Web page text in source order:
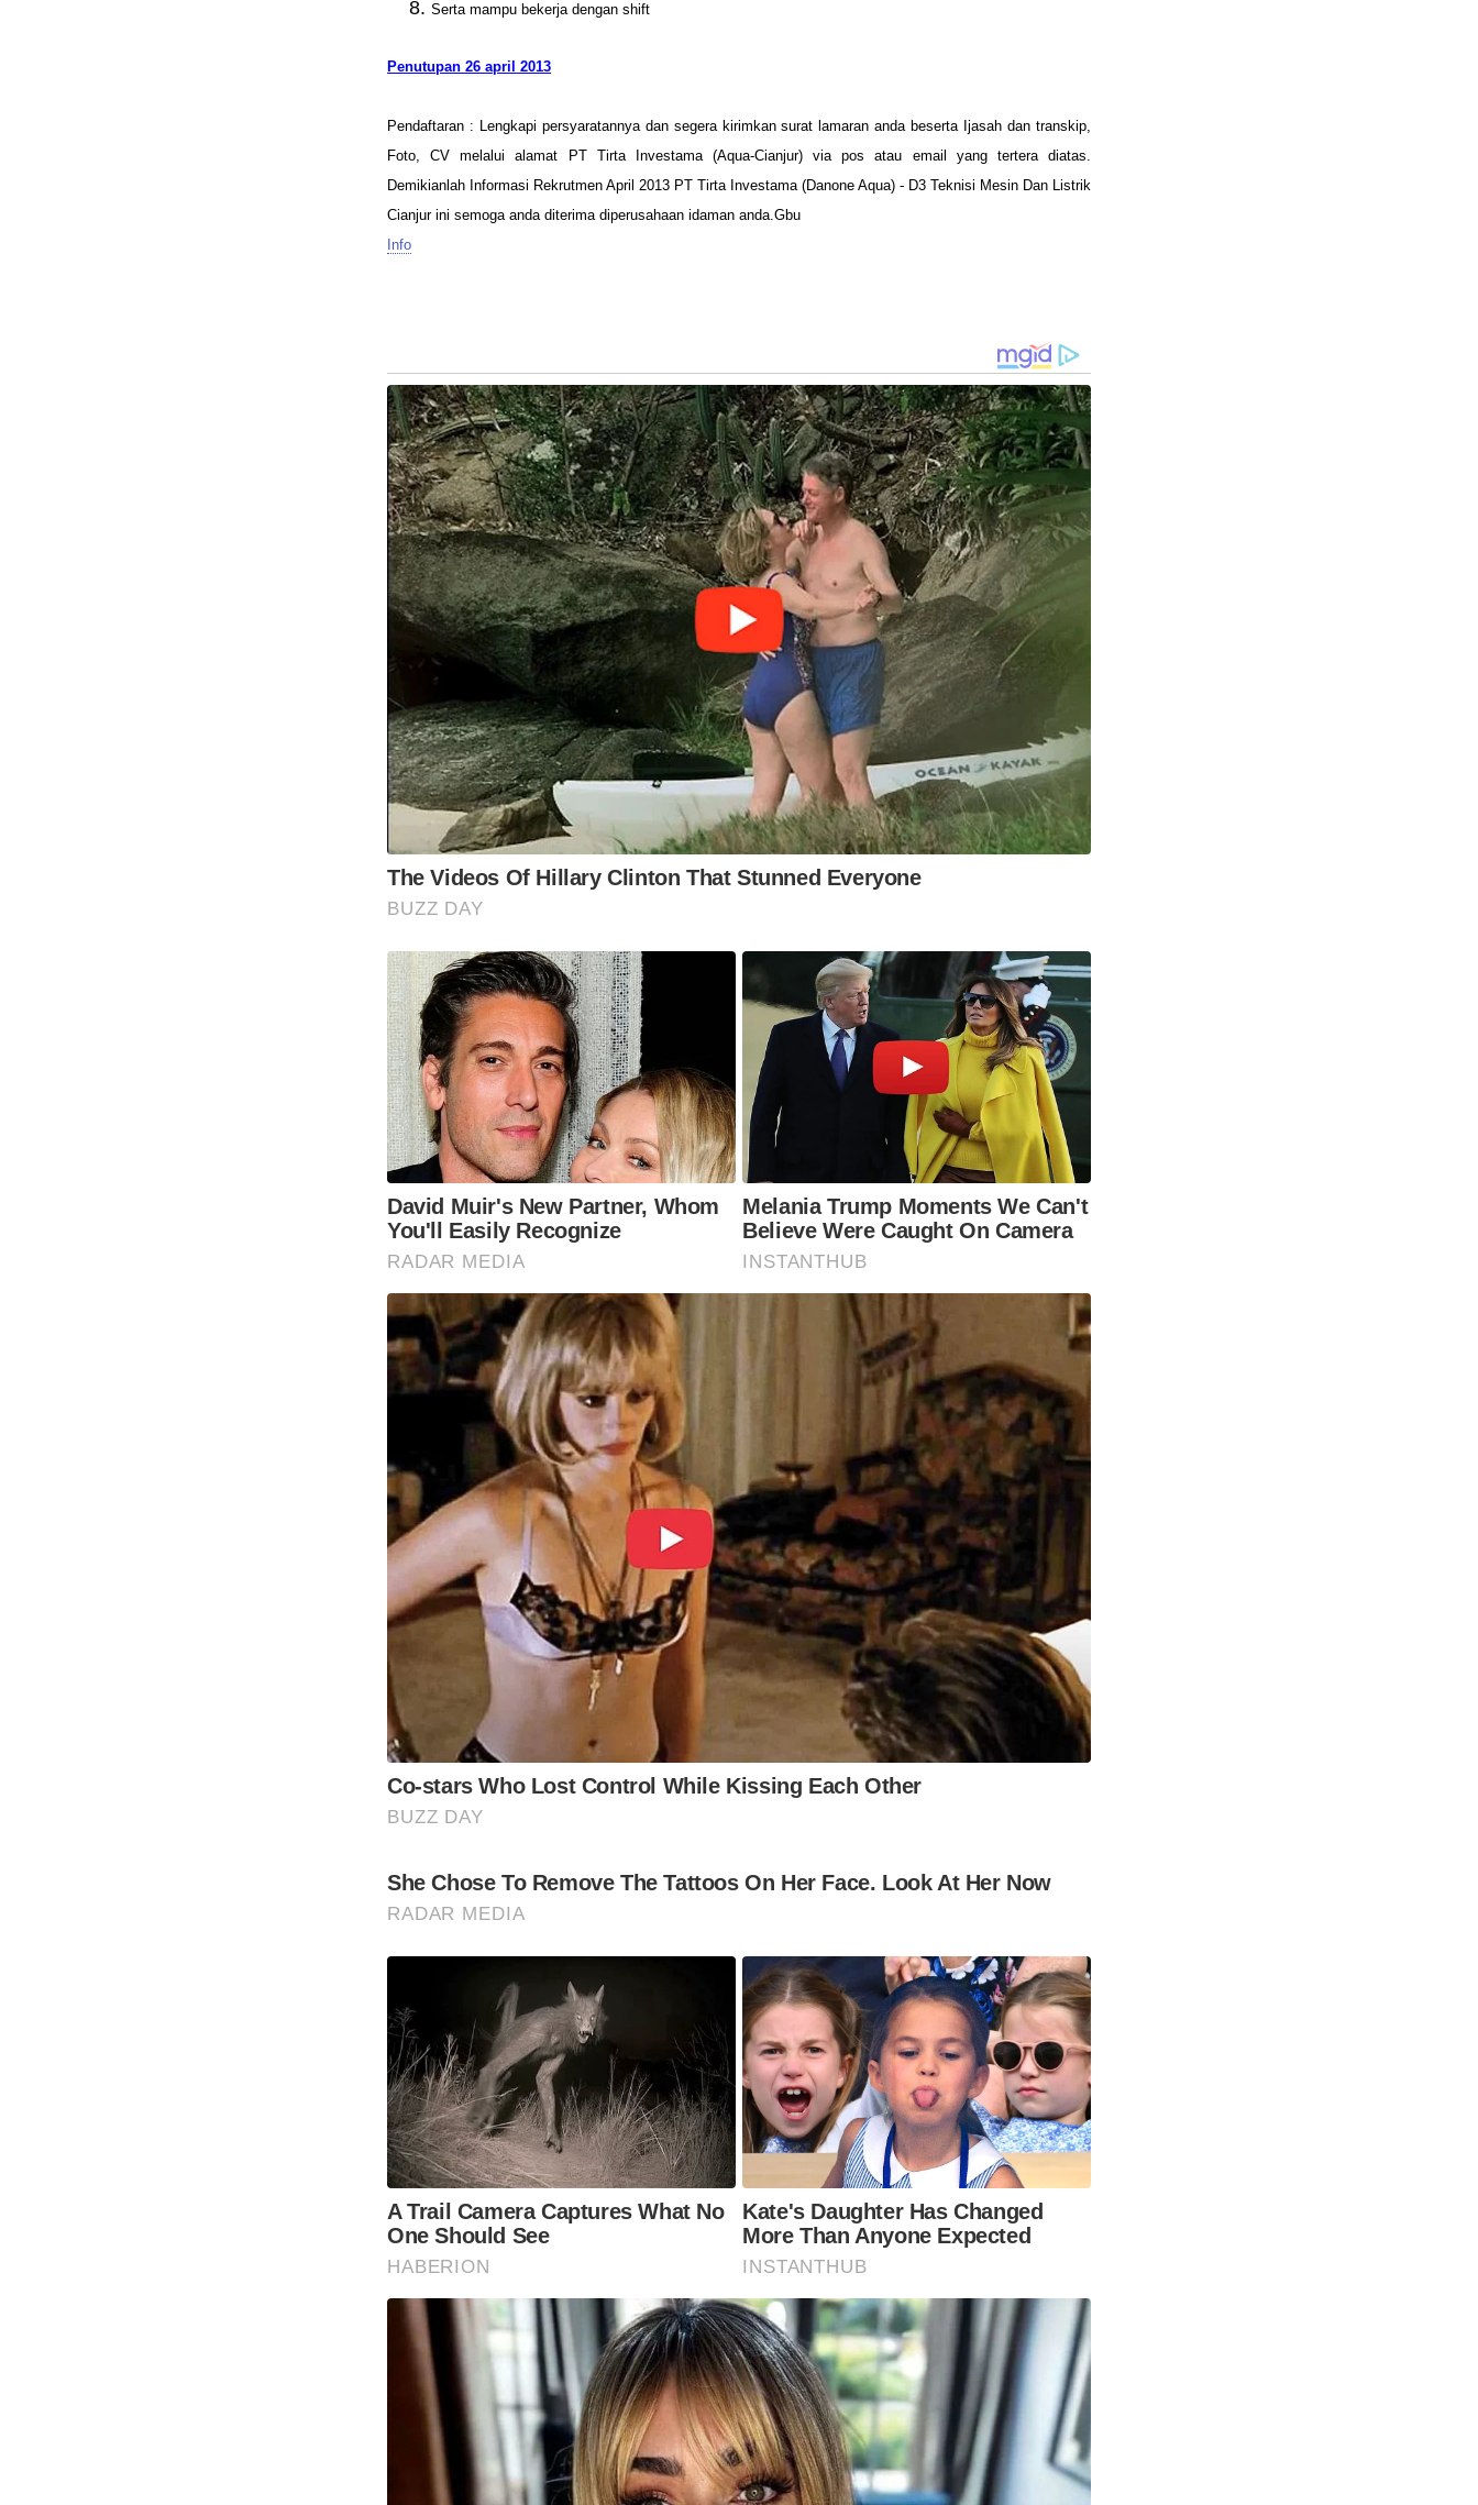
Serta mampu bekerja dengan shift
Penutupan 26 april 2013
Pendaftaran : Lengkapi persyaratannya dan segera kirimkan surat lamaran anda beserta Ijasah dan transkip,
Foto, CV melalui alamat PT Tirta Investama (Aqua-Cianjur) via pos atau email yang tertera diatas.
Demikianlah Informasi Rekrutmen April 2013 PT Tirta Investama (Danone Aqua) - D3 Teknisi Mesin Dan Listrik
Cianjur ini semoga anda diterima diperusahaan idaman anda.Gbu
Info